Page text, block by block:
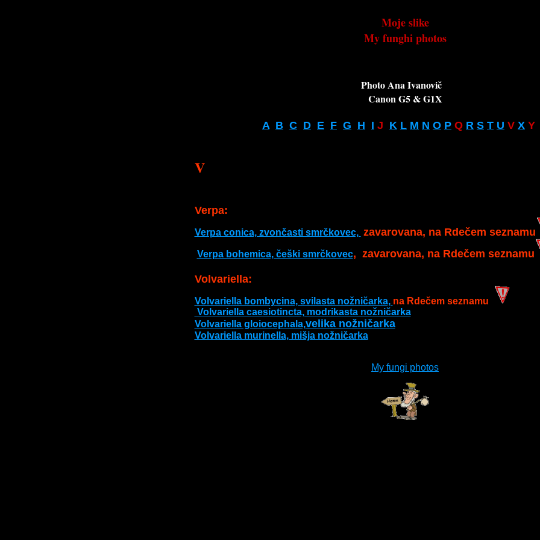
Moje slike
My funghi photos
Photo Ana Ivanovič
Canon G5 & G1X
A B C D E F G H I J K L M N O P Q R S T U V X Y
V
Verpa:
Verpa conica, zvončasti smrčkovec, zavarovana, na Rdečem seznamu
Verpa bohemica, češki smrčkovec,  zavarovana, na Rdečem seznamu
Volvariella bombycina, svilasta nožničarka, na Rdečem seznamu
Volvariella caesiotincta, modrikasta nožničarka
Volvariella gloiocephala,velika nožničarka
Volvariella murinella, mišja nožničarka
My fungi photos